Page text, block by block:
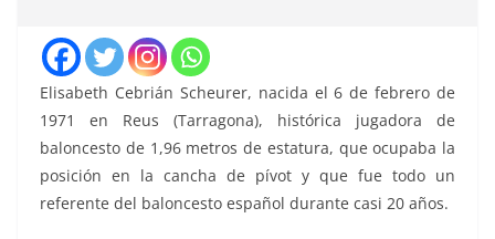
Elisabeth Cebrián Scheurer, nacida el 6 de febrero de
1971 en Reus (Tarragona), histórica jugadora de
baloncesto de 1,96 metros de estatura, que ocupaba la
posición en la cancha de pívot y que fue todo un
referente del baloncesto español durante casi 20 años.